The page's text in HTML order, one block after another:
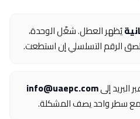
يُظهر العطل. شغّل الوحدة،
الرقم التسلسلي إن استطعت.
البريد إلىinfo@uaepc.com
سطر واحد يصف المشكلة.